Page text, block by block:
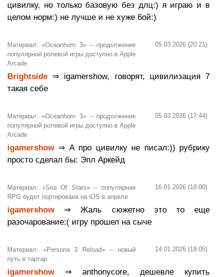
цивилку, но только базовую без длц:) я играю и в
целом норм:) не лучше и не хуже 6ой:)
05.03.2026 (20:21)
Материал: «Oceanhorn 3» – продолжение
популярной ролевой игры доступно в Apple
Arcade
Brightside ⇒ igamershow, говорят, цивилизация 7
такая себе
05.03.2026 (17:44)
Материал: «Oceanhorn 3» – продолжение
популярной ролевой игры доступно в Apple
Arcade
igamershow⇒ А про цивилку не писал:)) рубрику
просто сделал бы: Эпл Аркейд
16.01.2026 (18:00)
Материал: «Sea Of Stars» – популярная
RPG будет портирована на iOS в апреле
igamershow⇒ Жаль сюжетно это то еще
разочарование:( игру прошел на сыче
14.01.2026 (18:05)
Материал: «Persona 3 Reload» – новый
путь в тартар
igamershow⇒ anthonycore, дешевле купить